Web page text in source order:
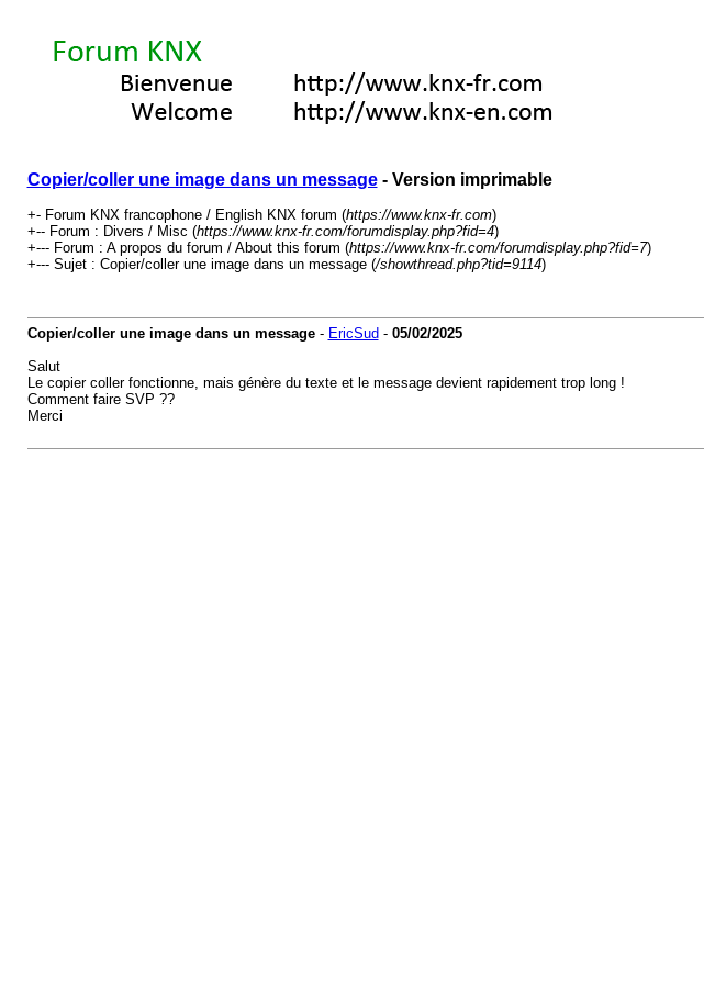
Copier/coller une image dans un message- Version imprimable
+- Forum KNX francophone / English KNX forum (https://www.knx-fr.com)
+-- Forum : Divers / Misc (https://www.knx-fr.com/forumdisplay.php?fid=4)
+--- Forum : A propos du forum / About this forum (https://www.knx-fr.com/forumdisplay.php?fid=7)
+--- Sujet : Copier/coller une image dans un message (/showthread.php?tid=9114)
Copier/coller une image dans un message- EricSud - 05/02/2025
Salut
Le copier coller fonctionne, mais génère du texte et le message devient rapidement trop long !
Comment faire SVP ??
Merci